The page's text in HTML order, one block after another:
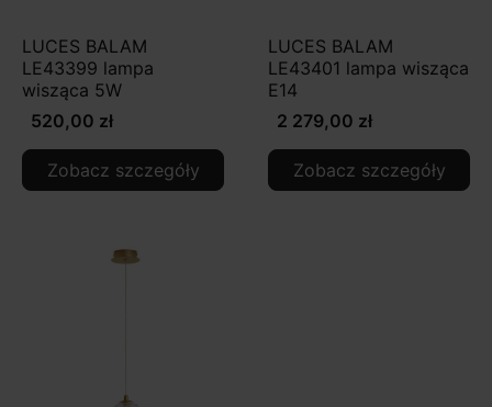
LUCES BALAM
LE43399 lampa
wisząca 5W
520,00 zł
Zobacz szczegóły
LUCES BALAM
LE43401 lampa wisząca
E14
2 279,00 zł
Zobacz szczegóły